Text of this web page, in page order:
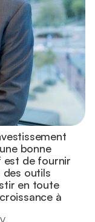
bonne
de fournir
des outils
en toute
à